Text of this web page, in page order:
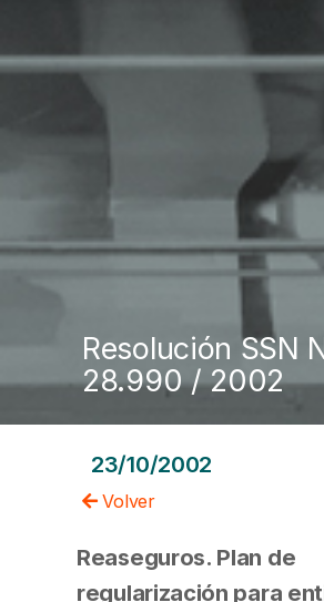
Resolución SSN
28.990 / 2002
23/10/2002
Volver
Reaseguros. Plan de
regularización para